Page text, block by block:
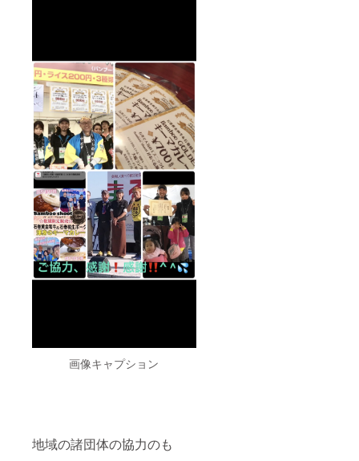
画像キャプション
地域の諸団体の協力のも